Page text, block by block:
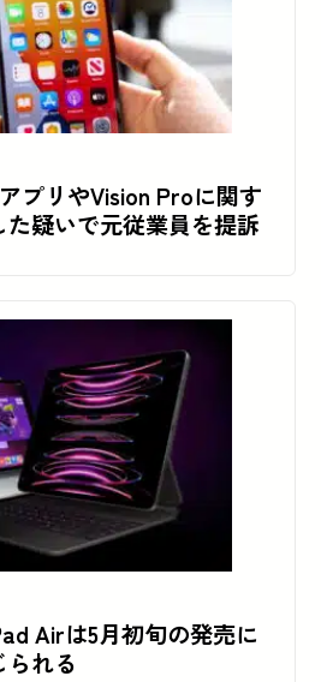
プリやVision Proに関す
疑いで元従業員を提訴
Airは5月初旬の発売に
られる